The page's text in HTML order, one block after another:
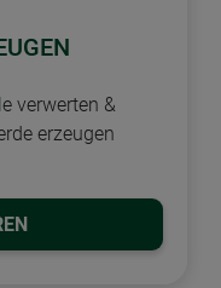
verwerten &
erzeugen